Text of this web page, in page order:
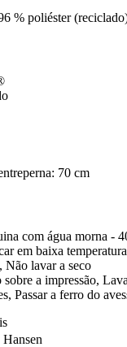
% poliéster
70 cm
com água morna -
em baixa
Não lavar a seco
sobre a impressão,
Passar a ferro do